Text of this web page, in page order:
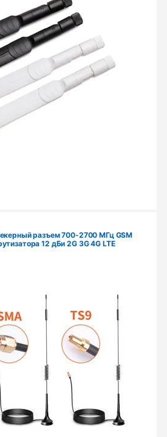
разъем 700-2700 МГц GSM
12 дБи 2G 3G 4G LTE